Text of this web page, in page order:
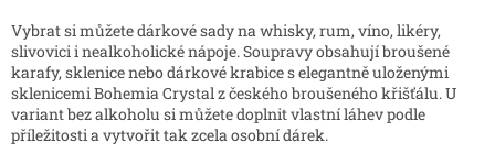
p
i
s
u
Vybrat si můžete dárkové sady na whisky, rum, víno, likéry,
slivovici i nealkoholické nápoje. Soupravy obsahují broušené
karafy, sklenice nebo dárkové krabice s elegantně uloženými
sklenicemi Bohemia Crystal z českého broušeného křišťálu. U
variant bez alkoholu si můžete doplnit vlastní láhev podle
příležitosti a vytvořit tak zcela osobní dárek.